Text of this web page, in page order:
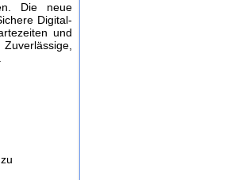
Die neue
Digital-
und